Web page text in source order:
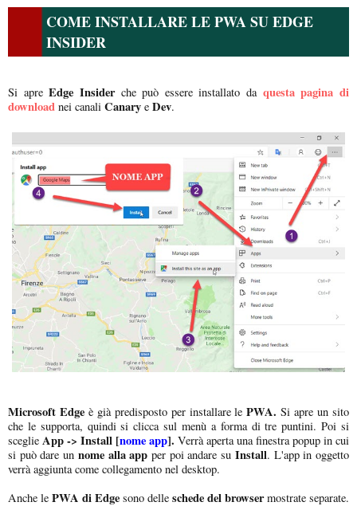
COME INSTALLARE LE PWA SU EDGE
INSIDER
Si apreEdge Insiderche può essere installato da questa pagina di
download nei canali Canary e Dev.
Microsoft Edgeè già predisposto per installare lePWA. Si apre un sito
che le supporta, quindi si clicca sul menù a forma di tre puntini. Poi si
sceglie App -> Install [nome app]. Verrà aperta una finestra popup in cui
si può dare un nome alla app per poi andare su Install. L'app in oggetto
verrà aggiunta come collegamento nel desktop.
Anche le PWA di Edge sono delle schede del browsermostrate separate.